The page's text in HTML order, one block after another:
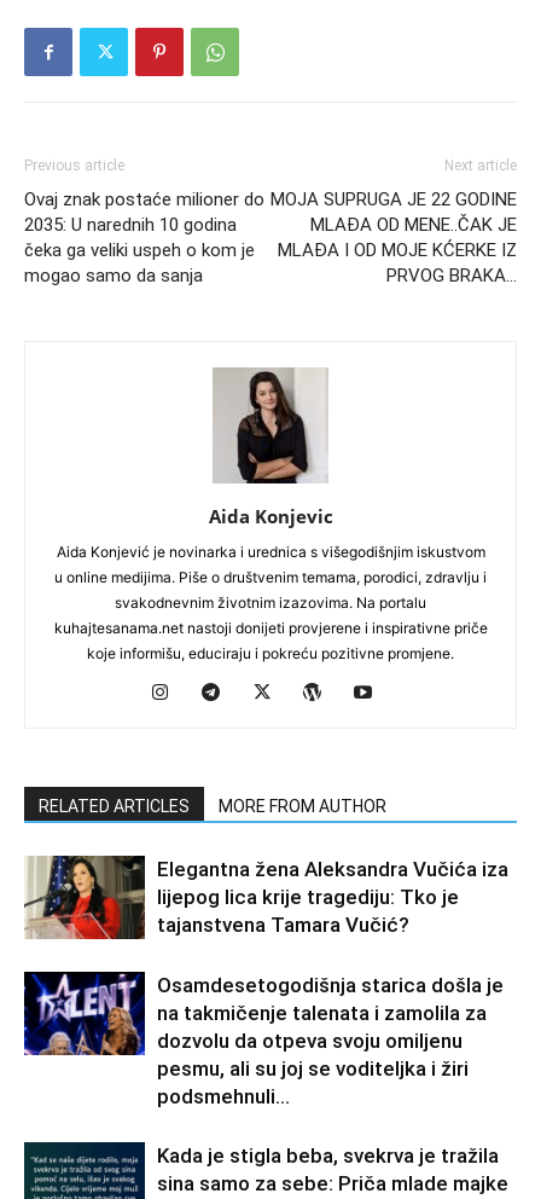
Previous article
Ovaj znak postaće milioner do
2035: U narednih 10 godina
čeka ga veliki uspeh o kom je
mogao samo da sanja
Next article
MOJA SUPRUGA JE 22 GODINE
MLAĐA OD MENE..ČAK JE
MLAĐA I OD MOJE KĆERKE IZ
PRVOG BRAKA…
Aida Konjevic
Aida Konjević je novinarka i urednica s višegodišnjim iskustvom
u online medijima. Piše o društvenim temama, porodici, zdravlju i
svakodnevnim životnim izazovima. Na portalu
kuhajtesanama.net nastoji donijeti provjerene i inspirativne priče
koje informišu, educiraju i pokreću pozitivne promjene.
RELATED ARTICLES MORE FROM AUTHOR
Elegantna žena Aleksandra Vučića iza
lijepog lica krije tragediju: Tko je
tajanstvena Tamara Vučić?
Osamdesetogodišnja starica došla je
na takmičenje talenata i zamolila za
dozvolu da otpeva svoju omiljenu
pesmu, ali su joj se voditeljka i žiri
podsmehnuli...
Kada je stigla beba, svekrva je tražila
sina samo za sebe: Priča mlade majke